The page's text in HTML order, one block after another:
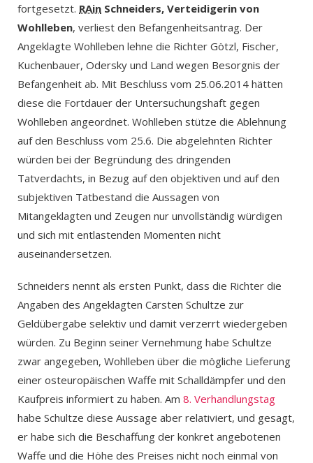
fortgesetzt. RAin Schneiders, Verteidigerin von
Wohlleben, verliest den Befangenheitsantrag. Der
Angeklagte Wohlleben lehne die Richter Götzl, Fischer,
Kuchenbauer, Odersky und Land wegen Besorgnis der
Befangenheit ab. Mit Beschluss vom 25.06.2014 hätten
diese die Fortdauer der Untersuchungshaft gegen
Wohlleben angeordnet. Wohlleben stütze die Ablehnung
auf den Beschluss vom 25.6. Die abgelehnten Richter
würden bei der Begründung des dringenden
Tatverdachts, in Bezug auf den objektiven und auf den
subjektiven Tatbestand die Aussagen von
Mitangeklagten und Zeugen nur unvollständig würdigen
und sich mit entlastenden Momenten nicht
auseinandersetzen.
Schneiders nennt als ersten Punkt, dass die Richter die
Angaben des Angeklagten Carsten Schultze zur
Geldübergabe selektiv und damit verzerrt wiedergeben
würden. Zu Beginn seiner Vernehmung habe Schultze
zwar angegeben, Wohlleben über die mögliche Lieferung
einer osteuropäischen Waffe mit Schalldämpfer und den
Kaufpreis informiert zu haben. Am 8. Verhandlungstag
habe Schultze diese Aussage aber relativiert, und gesagt,
er habe sich die Beschaffung der konkret angebotenen
Waffe und die Höhe des Preises nicht noch einmal von